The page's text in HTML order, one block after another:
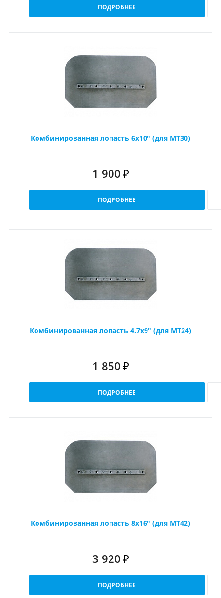
ПОДРОБНЕЕ
Комбинированная лопасть 6x10" (для MT30)
1 900 ₽
ПОДРОБНЕЕ
Комбинированная лопасть 4.7x9" (для MT24)
1 850 ₽
ПОДРОБНЕЕ
Комбинированная лопасть 8x16" (для MT42)
3 920 ₽
ПОДРОБНЕЕ